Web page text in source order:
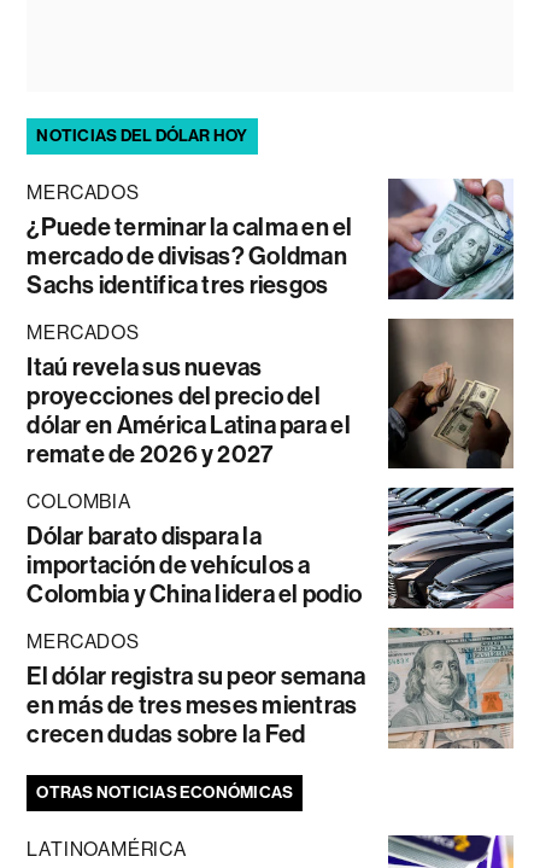
NOTICIAS DEL DÓLAR HOY
MERCADOS
¿Puede terminar la calma en el
mercado de divisas? Goldman
Sachs identifica tres riesgos
MERCADOS
Itaú revela sus nuevas
proyecciones del precio del
dólar en América Latina para el
remate de 2026 y 2027
COLOMBIA
Dólar barato dispara la
importación de vehículos a
Colombia y China lidera el podio
MERCADOS
El dólar registra su peor semana
en más de tres meses mientras
crecen dudas sobre la Fed
OTRAS NOTICIAS ECONÓMICAS
LATINOAMÉRICA